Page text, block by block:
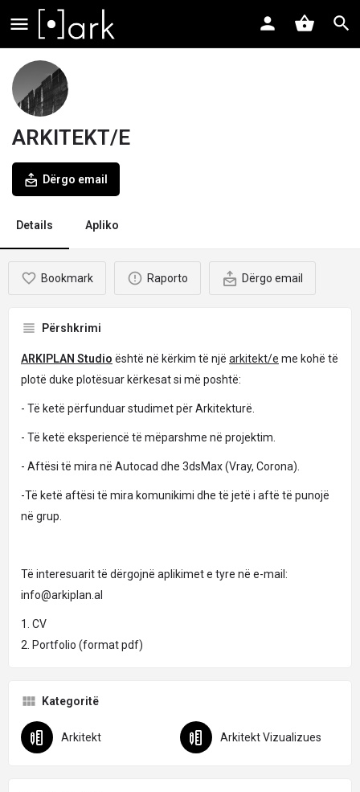
ARKITEKT/E
Dërgo email
Details Apliko
Bookmark Raporto Dërgo email
Përshkrimi
ARKIPLAN Studio është në kërkim të një arkitekt/e me kohë të
plotë duke plotësuar kërkesat si më poshtë:
- Të ketë përfunduar studimet për Arkitekturë.
- Të ketë eksperiencë të mëparshme në projektim.
- Aftësi të mira në Autocad dhe 3dsMax (Vray, Corona).
-Të ketë aftësi të mira komunikimi dhe të jetë i aftë të punojë
në grup.
Të interesuarit të dërgojnë aplikimet e tyre në e-mail:
info@arkiplan.al
1. CV
2. Portfolio (format pdf)
Kategoritë
Arkitekt Arkitekt Vizualizues